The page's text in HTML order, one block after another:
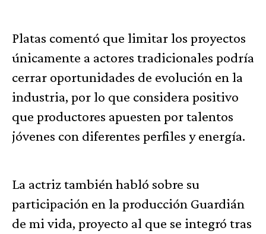
Platas comentó que limitar los proyectos
únicamente a actores tradicionales podría
cerrar oportunidades de evolución en la
industria, por lo que considera positivo
que productores apuesten por talentos
jóvenes con diferentes perfiles y energía.
La actriz también habló sobre su
participación en la producción Guardián
de mi vida, proyecto al que se integró tras